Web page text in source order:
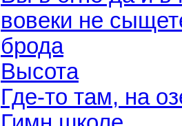
вовеки не
брода
Высота
Где-то там, на